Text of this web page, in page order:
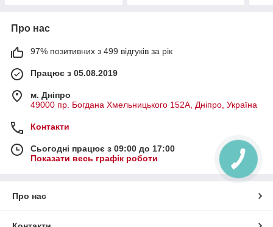
Про нас
97% позитивних з 499 відгуків за рік
Працює з 05.08.2019
м. Дніпро
49000 пр. Богдана Хмельницького 152А, Дніпро, Україна
Контакти
Сьогодні працює з 09:00 до 17:00
Показати весь графік роботи
Про нас